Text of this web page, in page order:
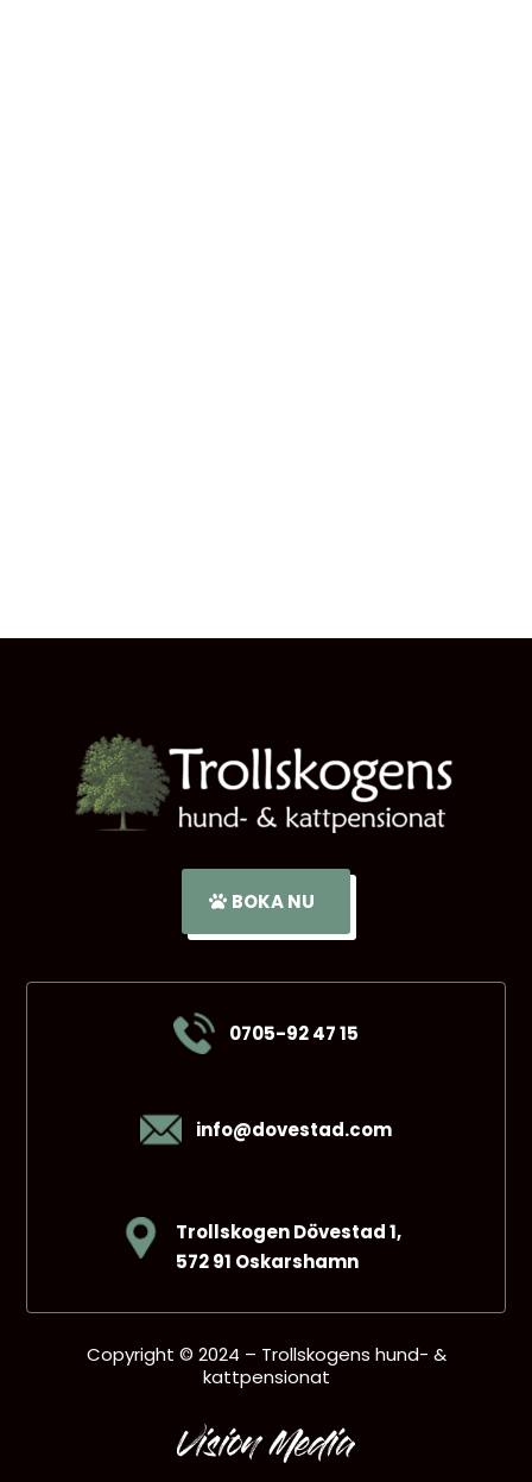
BOKA NU
0705-92 47 15
info@dovestad.com
Trollskogen Dövestad 1,
572 91 Oskarshamn
Copyright © 2024 – Trollskogens hund- &
kattpensionat